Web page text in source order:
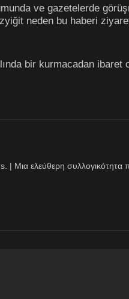
ve gazetelerde
neden bu haberi
bir kurmacadan ibaret
ελεύθερη συλλογικότητα